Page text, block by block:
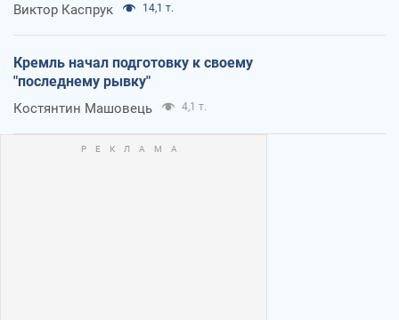
Виктор Каспрук 14,1 т.
Кремль начал подготовку к своему
"последнему рывку"
Костянтин Машовець 4,1 т.